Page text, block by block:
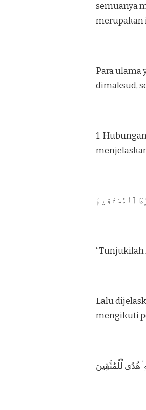
semuanya
merupakan
Para ulama
dimaksud,
1.
ٱلْمُسْتَقِيمَ
“Tunjukilah
Lalu
mengikuti
هُدًى لِّلْمُتَّقِينَ